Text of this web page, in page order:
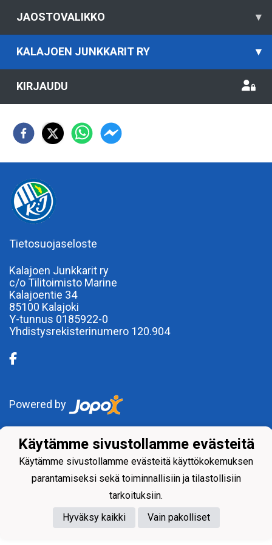
JAOSTOVALIKKO ▾
KALAJOEN JUNKKARIT RY ▾
KIRJAUDU
Tietosuojaseloste
Kalajoen Junkkarit ry
c/o Tilitoimisto Marine
Kalajoentie 34
85100 Kalajoki
Y-tunnus 0185922-0
Yhdistysrekisterinumero 120.904
Powered by
Käytämme sivustollamme evästeitä
Käytämme sivustollamme evästeitä käyttökokemuksen
parantamiseksi sekä toiminnallisiin ja tilastollisiin
tarkoituksiin.
Hyväksy kaikki
Vain pakolliset